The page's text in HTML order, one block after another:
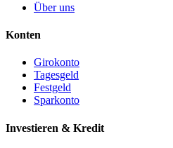
Über uns
Konten
Girokonto
Tagesgeld
Festgeld
Sparkonto
Investieren & Kredit